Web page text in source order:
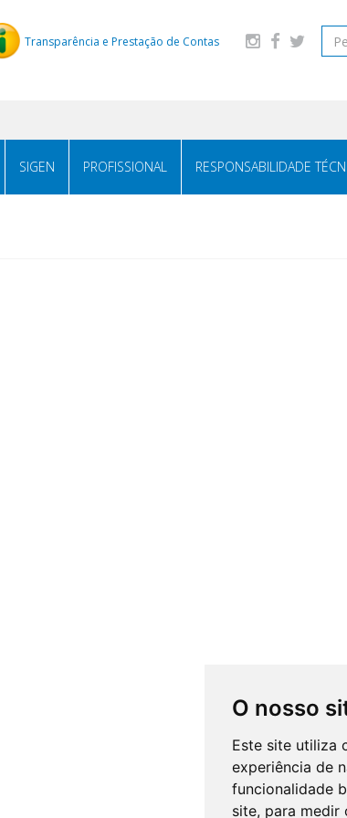
O nosso
Este site utiliza
experiência de
funcionalidade
site, para medir
Transparência e Prestação de Contas
SIGEN PROFISSIONAL RESPONSABILIDADE